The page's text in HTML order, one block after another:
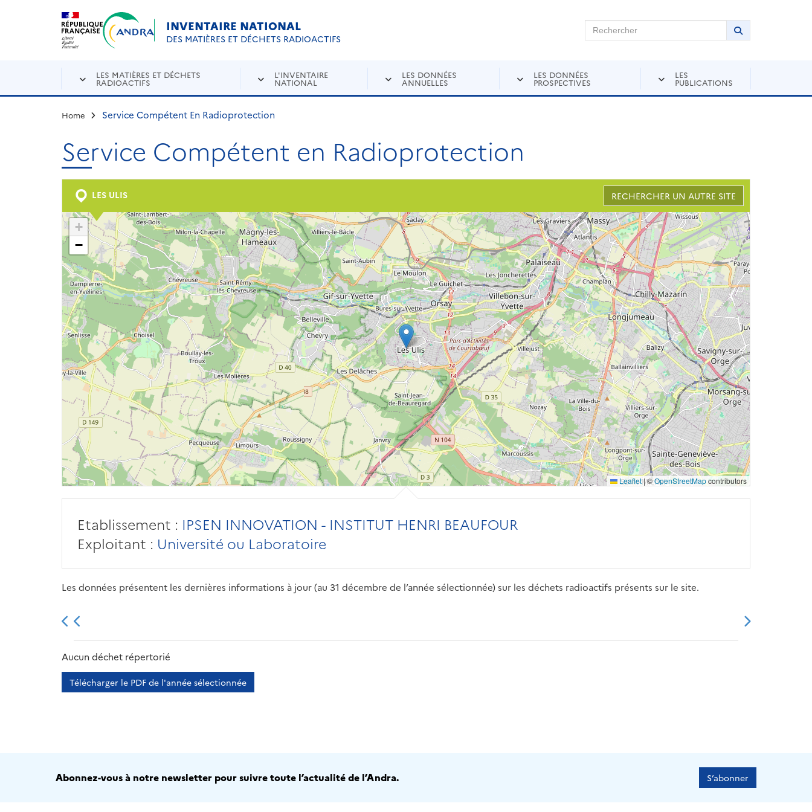
Aller au contenu principal
INVENTAIRE NATIONAL
DES MATIÈRES ET DÉCHETS RADIOACTIFS
Rechercher sur Andra Inventaire Rechercher
Lancer la
LES MATIÈRES ET DÉCHETS
RADIOACTIFS
L'INVENTAIRE
NATIONAL
LES DONNÉES
ANNUELLES
LES DONNÉES
PROSPECTIVES
LES
PUBLICATIONS
Home Service Compétent En Radioprotection
Service Compétent en Radioprotection
LES ULIS RECHERCHER UN AUTRE SITE
+
−
Leaflet|©OpenStreetMapcontributors
Etablissement : IPSEN INNOVATION - INSTITUT HENRI BEAUFOUR
Exploitant : Université ou Laboratoire
Les données présentent les dernières informations à jour (au 31 décembre de l’année sélectionnée) sur les déchets radioactifs présents sur le site.
2013 2014
Aucun déchet répertorié
Télécharger le PDF de l'année sélectionnée
Abonnez-vous à notre newsletter pour suivre toute l’actualité de l’Andra. S’abonner